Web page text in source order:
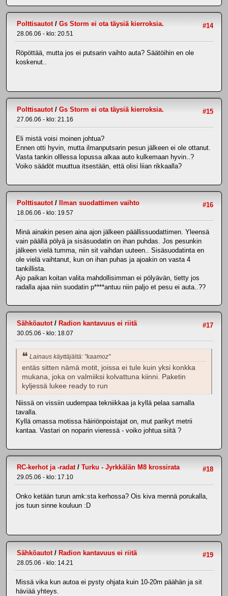
#14
Polttisautot/ Gs Storm ei ota täysiä kierroksia.
28.06.06 - klo: 20.51
Röpöttää, mutta jos ei putsarin vaihto auta? Säätöihin en ole
koskenut..
#15
Polttisautot/ Gs Storm ei ota täysiä kierroksia.
27.06.06 - klo: 21.16
Eli mistä voisi moinen johtua?
Ennen otti hyvin, mutta ilmanputsarin pesun jälkeen ei ole ottanut.
Vasta tankin olllessa lopussa alkaa auto kulkemaan hyvin..?
Voiko säädöt muuttua itsestään, että olisi liian rikkaalla?
#16
Polttisautot/ Ilman suodattimen vaihto
18.06.06 - klo: 19.57
Minä ainakin pesen aina ajon jälkeen päällissuodattimen. Yleensä
vain päällä pölyä ja sisäsuodatin on ihan puhdas. Jos pesunkin
jälkeen vielä tumma, niin sit vaihdan uuteen.. Sisäsuodatinta en
ole vielä vaihtanut, kun on ihan puhas ja ajoakin on vasta 4
tankillista.
Ajo paikan koitan valita mahdollisimman ei pölyävän, tietty jos
radalla ajaa niin suodatin p****antuu niin paljo et pesu ei auta..??
#17
Sähköautot/ Radion kantavuus ei riitä
30.05.06 - klo: 18.07
Lainaus käyttäjältä: "kaamoz"
entäs sitten nämä motit, joissa ei tule kuin yksi konkka
mukana, joka on valmiiksi kolvattuna kiinni. Paketin
kyljessä lukee ready to run
Niissä on vissiin uudempaa tekniikkaa ja kyllä pelaa samalla
tavalla.
Kyllä omassa motissa häiriönpoistajat on, mut parikyt metrii
kantaa. Vastari on noparin vieressä - voiko johtua siitä ?
#18
RC-kerhot ja -radat/ Turku - Jyrkkälän M8 krossirata
29.05.06 - klo: 17.10
Onko ketään turun amk:sta kerhossa? Ois kiva mennä porukalla,
jos tuun sinne kouluun :D
#19
Sähköautot/ Radion kantavuus ei riitä
28.05.06 - klo: 14.21
Missä vika kun autoa ei pysty ohjata kuin 10-20m päähän ja sit
häviää yhteys.